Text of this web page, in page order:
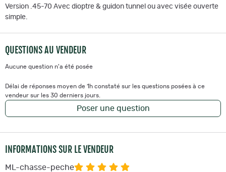
Version .45-70 Avec dioptre & guidon tunnel ou avec visée ouverte
simple.
QUESTIONS AU VENDEUR
Aucune question n'a été posée
Délai de réponses moyen de 1h constaté sur les questions posées à ce
vendeur sur les 30 derniers jours.
Poser une question
INFORMATIONS SUR LE VENDEUR
ML-chasse-peche